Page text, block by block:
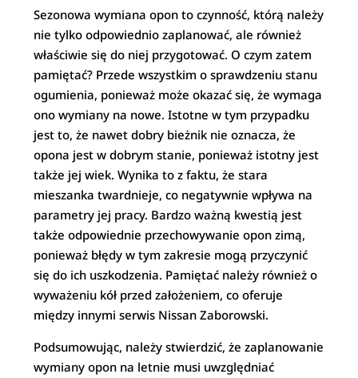
Sezonowa wymiana opon to czynność, którą należy
nie tylko odpowiednio zaplanować, ale również
właściwie się do niej przygotować. O czym zatem
pamiętać? Przede wszystkim o sprawdzeniu stanu
ogumienia, ponieważ może okazać się, że wymaga
ono wymiany na nowe. Istotne w tym przypadku
jest to, że nawet dobry bieżnik nie oznacza, że
opona jest w dobrym stanie, ponieważ istotny jest
także jej wiek. Wynika to z faktu, że stara
mieszanka twardnieje, co negatywnie wpływa na
parametry jej pracy. Bardzo ważną kwestią jest
także odpowiednie przechowywanie opon zimą,
ponieważ błędy w tym zakresie mogą przyczynić
się do ich uszkodzenia. Pamiętać należy również o
wyważeniu kół przed założeniem, co oferuje
między innymi serwis Nissan Zaborowski.
Podsumowując, należy stwierdzić, że zaplanowanie
wymiany opon na letnie musi uwzględniać